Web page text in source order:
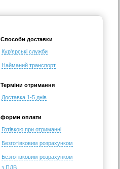
Способи доставки
Кур'єрські служби
Найманий транспорт
Терміни отримання
Доставка 1-5 днів
форми оплати
Готівкою при отриманні
Безготівковим розрахунком
Безготівковим розрахунком
з ПДВ